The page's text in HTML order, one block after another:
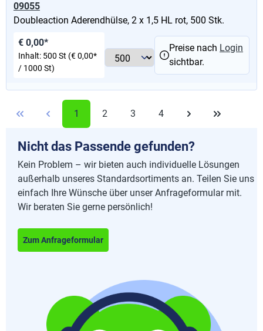
09055
Doubleaction Aderendhülse, 2 x 1,5 HL rot, 500 Stk.
€ 0,00*
Inhalt: 500 St (€ 0,00*
/ 1000 St)
Preise nach Login
sichtbar.
1 2 3 4
Nicht das Passende gefunden?
Kein Problem – wir bieten auch individuelle Lösungen
außerhalb unseres Standardsortiments an. Teilen Sie uns
einfach Ihre Wünsche über unser Anfrageformular mit.
Wir beraten Sie gerne persönlich!
Zum Anfrageformular